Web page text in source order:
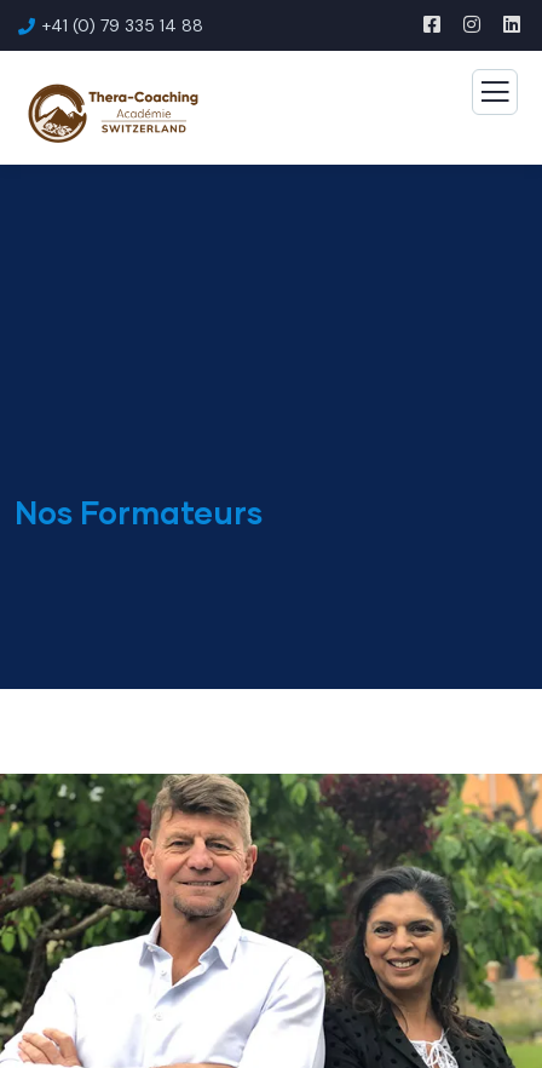
+41 (0) 79 335 14 88
Nos Formateurs